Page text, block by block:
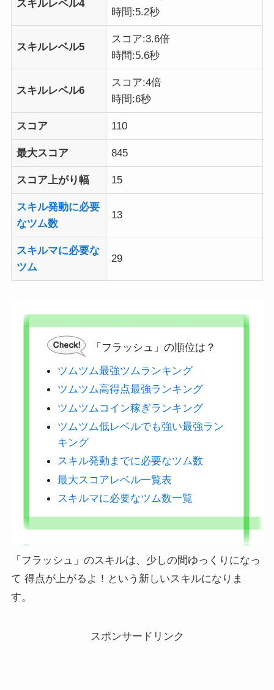
スキルレベル4
時間:5.2秒
スキルレベル5
スコア:3.6倍
時間:5.6秒
スキルレベル6
スコア:4倍
時間:6秒
スコア 110
最大スコア 845
スコア上がり幅 15
スキル発動に必要
なツム数
13
スキルマに必要な
ツム
29
「フラッシュ」の順位は？
ツムツム最強ツムランキング
ツムツム高得点最強ランキング
ツムツムコイン稼ぎランキング
ツムツム低レベルでも強い最強ラン
キング
スキル発動までに必要なツム数
最大スコアレベル一覧表
スキルマに必要なツム数一覧
「フラッシュ」のスキルは、少しの間ゆっくりになっ
て 得点が上がるよ！という新しいスキルになりま
す。
スポンサードリンク